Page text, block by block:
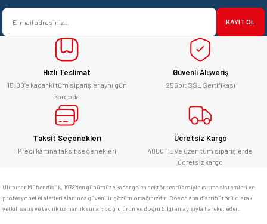
Ürün bilgilerinde hatalar bulunuyor.
Ürün fiyatı diğer sitelerden daha pahalı.
Bu ürüne benzer farklı alternatifler olmalı.
satışı ve alış veriş deneyimi gayet
başarılı. hayırlı işler. teşekkürler.
yücel çağatay uzun | 12/06/2026
Kesinlikle orjinal ürün, güvenerek
alabilirsiniz.
E... Ü... | 10/06/2026
Bosch marka alet alacaksam kesinlikle
adresim Ulupınar.com.tr
memnun kaldım
KAYIT OL
Hızlı Teslimat
15:00’e kadar ki tüm siparişler aynı gün
kargoda
Güvenli Alışveriş
256bit SSL Sertifikası
Taksit Seçenekleri
Kredi kartına taksit seçenekleri
Ücretsiz Kargo
4000 TL ve üzeri tüm siparişlerde
ücretsiz kargo
Ulupınar Mühendislik, 1978'den günümüze kadar gelen sektör tecrübesiyle ısıtma sistemleri ve
profesyonel el aletleri alanında güvenilir çözüm ortağınızdır. Bosch ana distribütörü olarak
yetkili satış ve teknik uzmanlık sunar; doğru ürün ve doğru bilgi anlayışıyla hareket eder.